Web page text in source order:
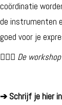
coördinatie
de instrumenten
goed voor je
🙋🏽‍♂️ De
➔ Schrijf je hier